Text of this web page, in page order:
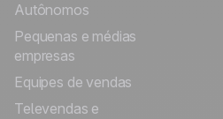
Autônomos
Pequenas e médias
empresas
Equipes de vendas
Televendas e